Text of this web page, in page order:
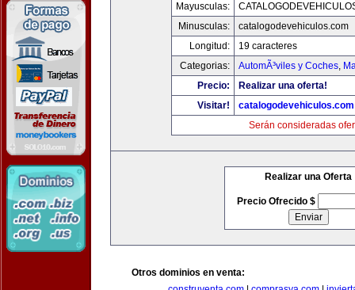
Mayusculas:
Minusculas:
catalogodevehiculos.com
Longitud:
19 caracteres
Categorias:
AutomÃ³viles y Coches,
Precio:
Realizar una oferta!
Visitar!
catalogodevehiculos.com
Serán consideradas
Realizar una Oferta
Precio Ofrecido $
Otros dominios en venta: